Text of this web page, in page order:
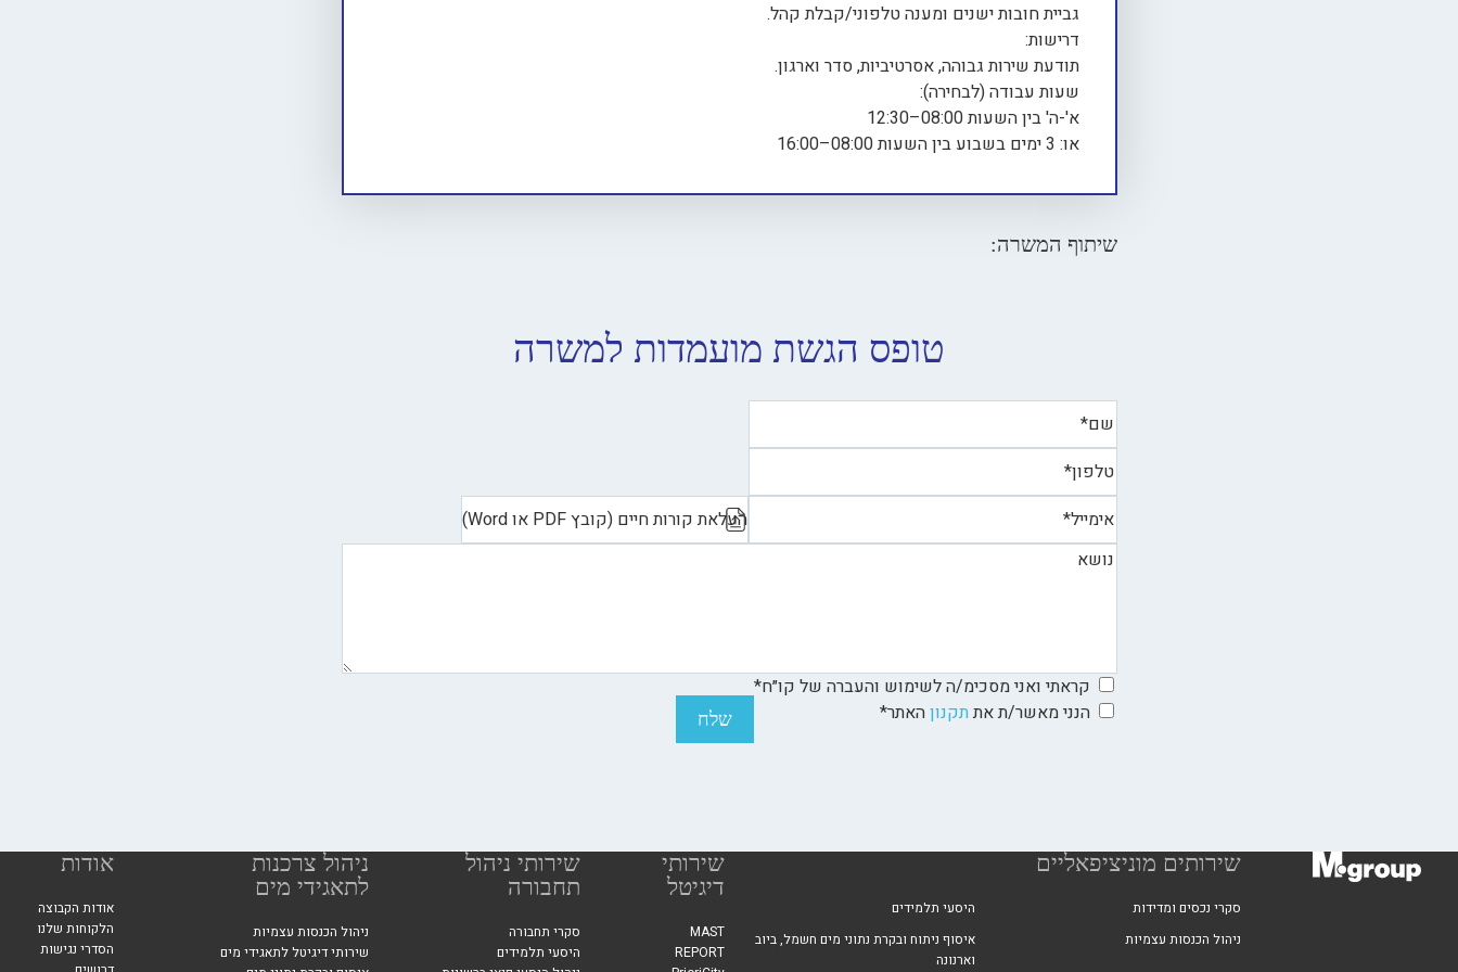
גביית חובות ישנים ומענה טלפוני/קבלת קהל.
דרישות:
תודעת שירות גבוהה, אסרטיביות, סדר וארגון.
שעות עבודה (לבחירה):
א'-ה' בין השעות 08:00–12:30
או: 3 ימים בשבוע בין השעות 08:00–16:00
שיתוף המשרה:
טופס הגשת מועמדות למשרה
העלאת קורות חיים (קובץ PDF או Word)
קראתי ואני מסכימ/ה לשימוש והעברה של קו״ח*
הנני מאשר/ת אתתקנוןהאתר*
שירותים מוניציפאליים
סקרי נכסים ומדידות
היסעי תלמידים
ניהול הכנסות עצמיות
איסוף ניתוח ובקרת נתוני מים חשמל, ביוב
וארנונה
שירותי
דיגיטל
MAST
REPORT
שירותי ניהול
תחבורה
סקרי תחבורה
היסעי תלמידים
ניהול צרכנות
לתאגידי מים
ניהול הכנסות עצמיות
שירותי דיגיטל לתאגידי מים
אודות
אודות הקבוצה
הלקוחות שלנו
הסדרי נגישות